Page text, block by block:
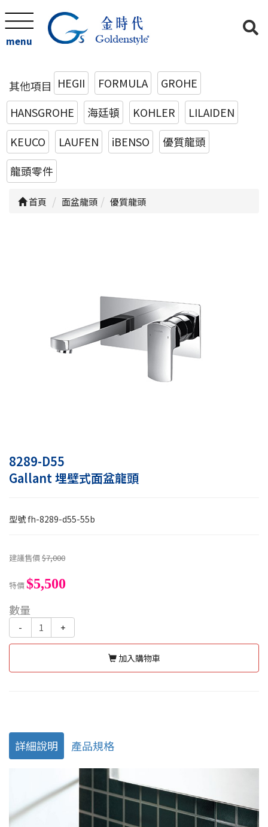
menu
其他項目 HEGII FORMULA
GROHE
HANSGROHE
海廷頓 KOHLER
LILAIDEN
KEUCO
LAUFEN iBENSO
優質龍頭
龍頭零件
首頁 面盆龍頭 優質龍頭
8289-D55
Gallant 埋壁式面盆龍頭
型號fh-8289-d55-55b
建議售價$7,000
特價$5,500
數量
- +
加入購物車
詳細說明 產品規格